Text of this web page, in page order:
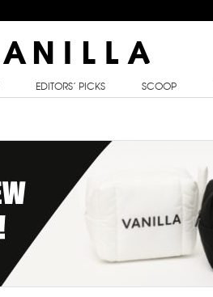
EDITORS’ PICKS SCOOP